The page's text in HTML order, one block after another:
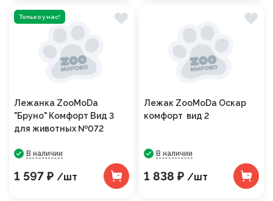
Лежанка ZooMoDa
"Бруно" Комфорт Вид 3
для животных №072
В наличии
1 597 ₽ /шт
Только у нас!
Лежак ZooMoDa Оскар
комфорт вид 2
В наличии
1 838 ₽ /шт